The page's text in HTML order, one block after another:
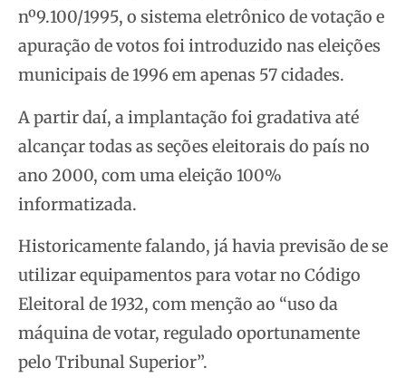
nº9.100/1995, o sistema eletrônico de votação e
apuração de votos foi introduzido nas eleições
municipais de 1996 em apenas 57 cidades.
A partir daí, a implantação foi gradativa até
alcançar todas as seções eleitorais do país no
ano 2000, com uma eleição 100%
informatizada.
Historicamente falando, já havia previsão de se
utilizar equipamentos para votar no Código
Eleitoral de 1932, com menção ao “uso da
máquina de votar, regulado oportunamente
pelo Tribunal Superior”.